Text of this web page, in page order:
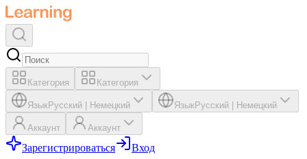
Категория Категория
ЯзыкРусский Немецкий ЯзыкРусский Немецкий
Аккаунт Аккаунт
Зарегистрироваться Вход